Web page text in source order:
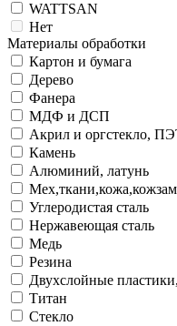
WATTSAN
Нет
Материалы обработки
Картон и бумага
Дерево
Фанера
МДФ и ДСП
Акрил и оргстекло,
Камень
Алюминий, латунь
Мех,ткани,кожа,кожзам
Углеродистая сталь
Нержавеющая сталь
Медь
Резина
Двухслойные
Титан
Стекло